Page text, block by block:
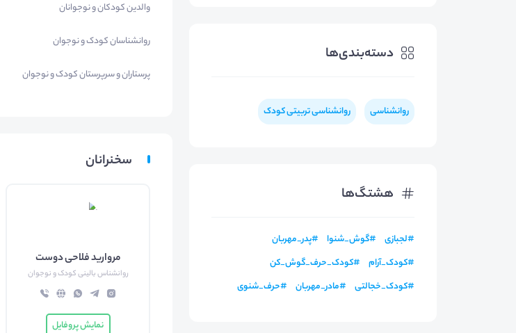
دسته‌بندی‌ها
روانشناسی روانشناسی تربیتی کودک
هشتگ‌ها
#لجبازی #گوش_شنوا #پدر_مهربان
#کودک_آرام #کودک_حرف_گوش_کن
#کودک_خجالتی #مادر_مهربان #حرف_شنوی
والدین کودکان و نوجوانان
روانشناسان کودک و نوجوان
پرستاران و سرپرستان کودک و نوجوان
سخنرانان
مرواريد فلاحی دوست
روانشناس بالینی کودک و نوجوان
نمایش پروفایل